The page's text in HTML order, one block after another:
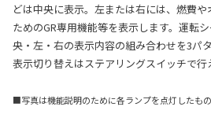
どは中央に表示。左または右には、燃費
ためのGR専用機能等を表示します。運転
央・左・右の表示内容の組み合わせを3パ
表示切り替えはステアリングスイッチで行
■写真は機能説明のために各ランプを点灯したも